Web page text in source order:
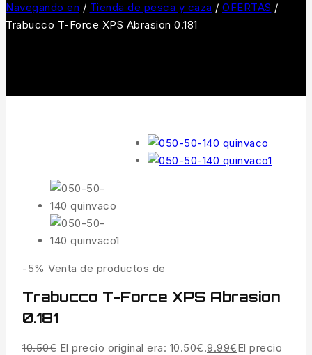
Navegando en / Tienda de pesca y caza / OFERTAS /
Trabucco T-Force XPS Abrasion 0.181
-5% Venta de productos de
Trabucco T-Force XPS Abrasion
0.181
10.50€ El precio original era: 10.50€.9.99€El precio